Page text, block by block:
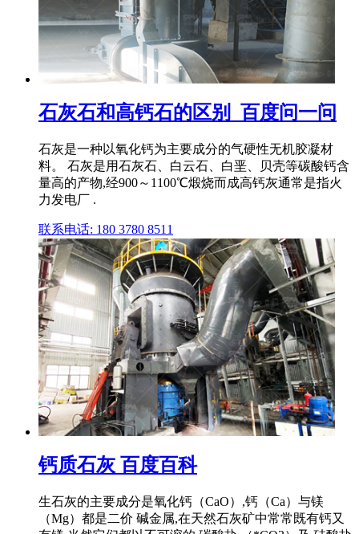
石灰石和高钙石的区别_百度问一问
石灰是一种以氧化钙为主要成分的气硬性无机胶凝材
料。 石灰是用石灰石、白云石、白垩、贝壳等碳酸钙含
量高的产物,经900～1100℃煅烧而成高钙灰通常是指火
力发电厂 .
联系电话: 180 3780 8511
钙质石灰 百度百科
生石灰的主要成分是氧化钙（CaO）,钙（Ca）与镁
（Mg）都是二价 碱金属,在天然石灰矿中常常既有钙又